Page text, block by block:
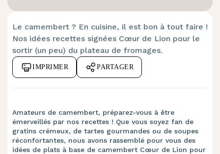
Le camembert ? En cuisine, il est bon à tout faire !
Nos idées recettes signées Cœur de Lion pour le
sortir (un peu) du plateau de fromages.
IMPRIMER PARTAGER
Amateurs de camembert, préparez-vous à être
émerveillés par nos recettes ! Que vous soyez fan de
gratins crémeux, de tartes gourmandes ou de soupes
réconfortantes, nous avons rassemblé pour vous des
idées de plats à base de camembert Cœur de Lion pour